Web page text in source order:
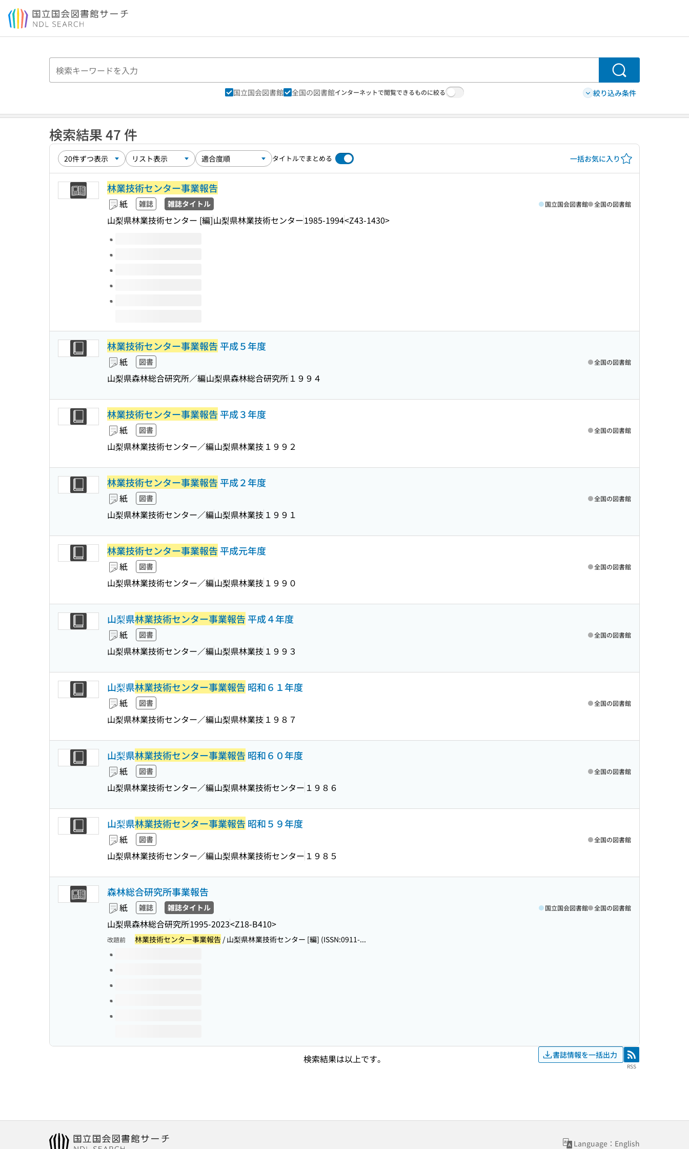
本文へ移動
検索
国立国会図書館 全国の図書館インターネットで閲覧できるものに絞る 絞り込み条件
検索結果 47 件
タイトルでまとめる 一括お気に入り
林業技術センター事業報告
紙 雑誌 雑誌タイトル
山梨県林業技術センター [編]山梨県林業技術センター1985-1994<Z43-1430>
国立国会図書館 全国の図書館
このタイトルの巻号
林業技術センター事業報告平成５年度
紙 図書
山梨県森林総合研究所／編山梨県森林総合研究所 １９９４
全国の図書館
林業技術センター事業報告平成３年度
紙 図書
山梨県林業技術センター／編山梨県林業技 １９９２
全国の図書館
林業技術センター事業報告平成２年度
紙 図書
山梨県林業技術センター／編山梨県林業技 １９９１
全国の図書館
林業技術センター事業報告平成元年度
紙 図書
山梨県林業技術センター／編山梨県林業技 １９９０
全国の図書館
山梨県林業技術センター事業報告平成４年度
紙 図書
山梨県林業技術センター／編山梨県林業技 １９９３
全国の図書館
山梨県林業技術センター事業報告 昭和６１年度
紙 図書
山梨県林業技術センター／編山梨県林業技 １９８７
全国の図書館
山梨県林業技術センター事業報告 昭和６０年度
紙 図書
山梨県林業技術センター／編山梨県林業技術センター １９８６
全国の図書館
山梨県林業技術センター事業報告 昭和５９年度
紙 図書
山梨県林業技術センター／編山梨県林業技術センター １９８５
全国の図書館
森林総合研究所事業報告
紙 雑誌 雑誌タイトル
山梨県森林総合研究所1995-2023<Z18-B410>
国立国会図書館 全国の図書館
改題前 林業技術センター事業報告 / 山梨県林業技術センター [編] (ISSN:0911-...
このタイトルの巻号
検索結果は以上です。 書誌情報を一括出力 RSS
RSS
Language：English